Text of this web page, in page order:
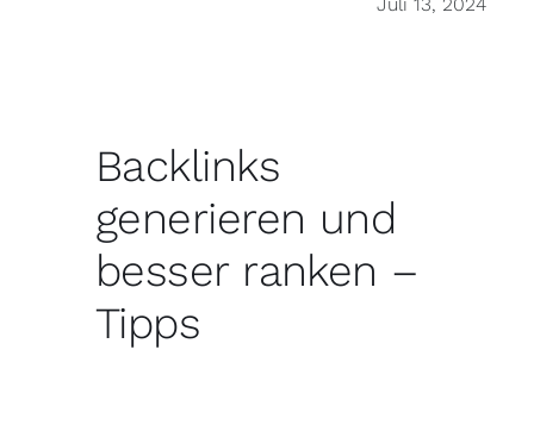
Juli 13, 2024
Backlinks
generieren und
besser ranken –
Tipps